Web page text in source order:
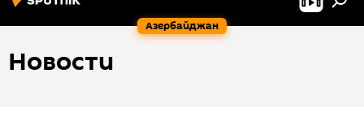
Азербайджан
Новости